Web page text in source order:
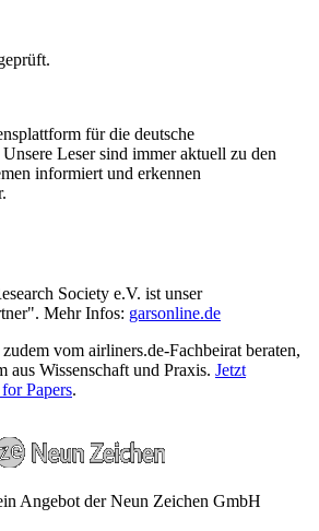
für die deutsche
Leser sind immer aktuell zu den
informiert und erkennen
Society e.V. ist unser
Mehr Infos: garsonline.de
vom airliners.de-Fachbeirat beraten,
aus Wissenschaft und Praxis. Jetzt
Papers.
Angebot der Neun Zeichen GmbH